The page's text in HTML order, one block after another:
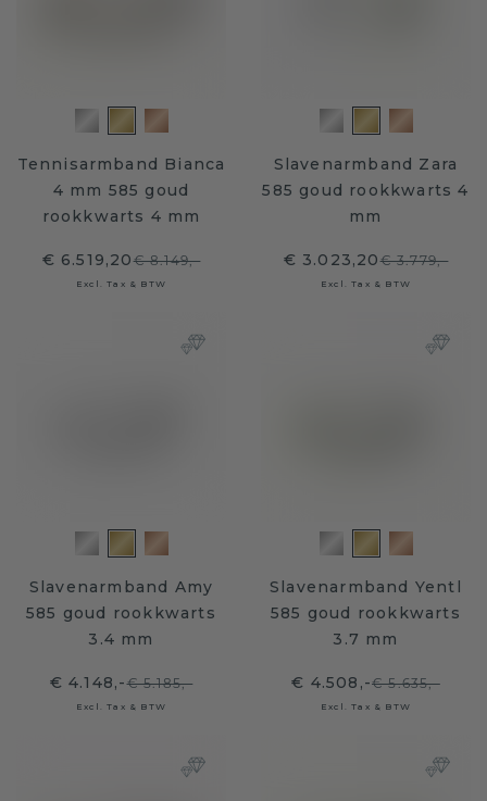
Tennisarmband Bianca
4 mm 585 goud
rookkwarts 4 mm
€ 6.519,20€ 8.149,-
Excl. Tax & BTW
Slavenarmband Zara
585 goud rookkwarts 4
mm
€ 3.023,20€ 3.779,-
Excl. Tax & BTW
Slavenarmband Amy
585 goud rookkwarts
3.4 mm
€ 4.148,-€ 5.185,-
Excl. Tax & BTW
Slavenarmband Yentl
585 goud rookkwarts
3.7 mm
€ 4.508,-€ 5.635,-
Excl. Tax & BTW